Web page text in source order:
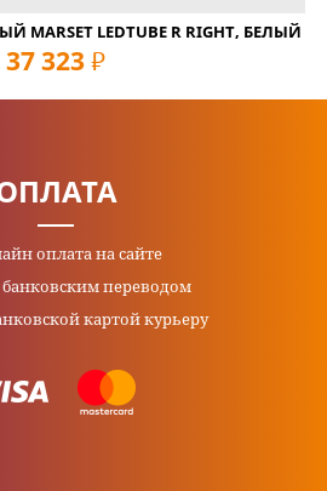
LEDTUBE R RIGHT, БЕЛЫЙ
37 323 руб
оплата на сайте
переводом
картой курьеру